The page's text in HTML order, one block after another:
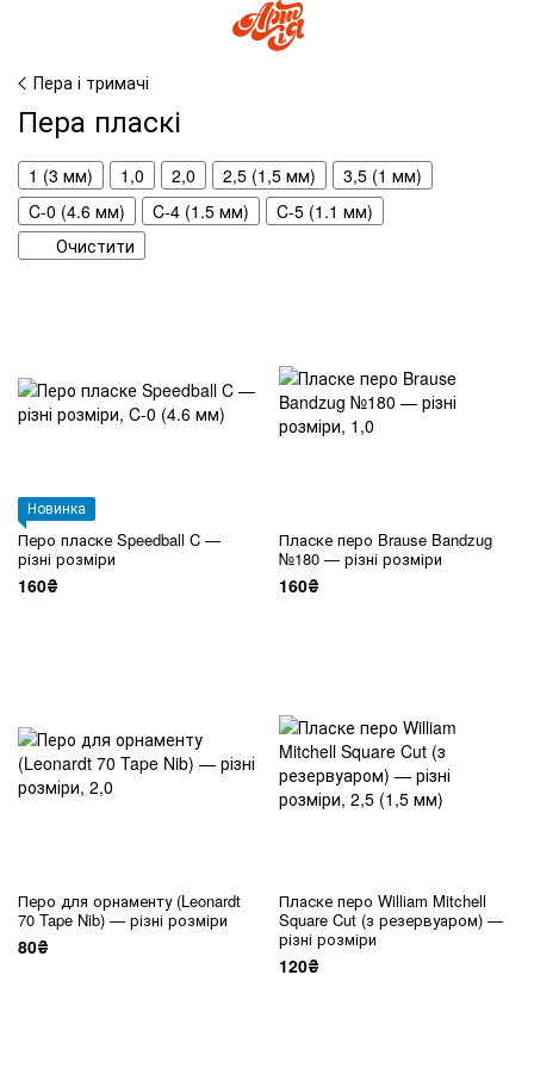
Пера і тримачі
Пера пласкі
1 (3 мм) 1,0 2,0 2,5 (1,5 мм)
3,5 (1 мм)
C-0 (4.6 мм)
C-4 (1.5 мм)
C-5 (1.1 мм)
Очистити
Новинка
Перо пласке Speedball C —
різні розміри
160₴
Пласке перо Brause Bandzug
№180 — різні розміри
160₴
Перо для орнаменту (Leonardt
70 Tape Nib) — різні розміри
80₴
Пласке перо William Mitchell
Square Cut (з резервуаром) —
різні розміри
120₴